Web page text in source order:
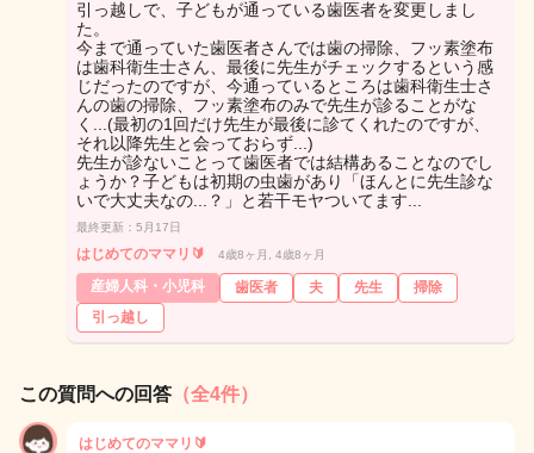
引っ越しで、子どもが通っている歯医者を変更しまし
た。
今まで通っていた歯医者さんでは歯の掃除、フッ素塗布
は歯科衛生士さん、最後に先生がチェックするという感
じだったのですが、今通っているところは歯科衛生士さ
んの歯の掃除、フッ素塗布のみで先生が診ることがな
く...(最初の1回だけ先生が最後に診てくれたのですが、
それ以降先生と会っておらず...)
先生が診ないことって歯医者では結構あることなのでし
ょうか？子どもは初期の虫歯があり「ほんとに先生診な
いで大丈夫なの...？」と若干モヤついてます...
最終更新：5月17日
はじめてのママリ🔰 4歳8ヶ月, 4歳8ヶ月
産婦人科・小児科 歯医者 夫 先生
掃除
引っ越し
この質問への回答 （全4件）
はじめてのママリ🔰